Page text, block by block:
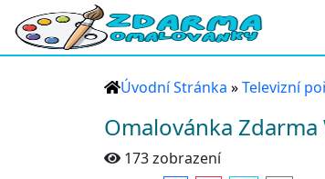
Úvodní Stránka »Televizní
Omalovánka
173 zobrazení